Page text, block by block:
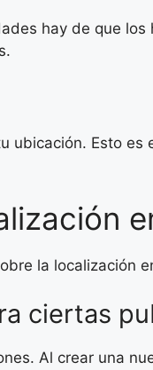
hay de que
Esto
la localización
ciertas
Al crear una